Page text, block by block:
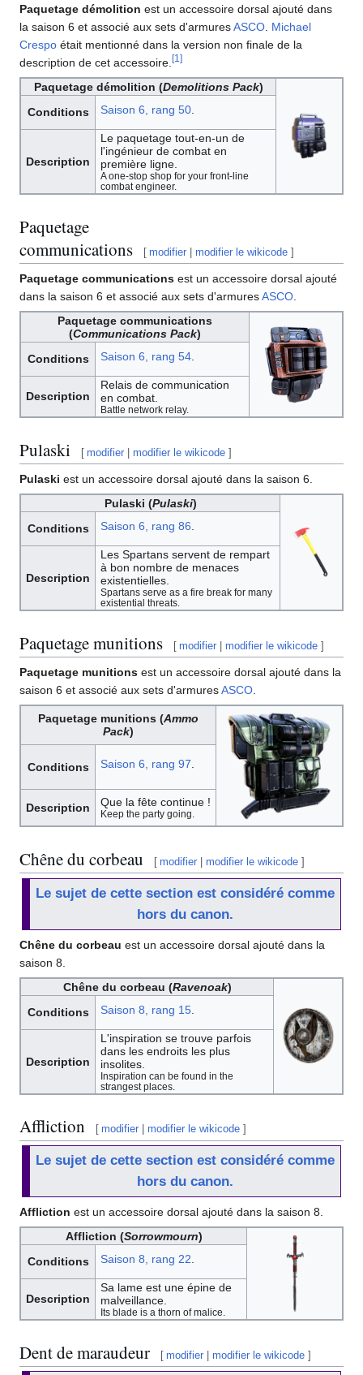
Paquetage démolition est un accessoire dorsal ajouté dans
la saison 6 et associé aux sets d'armuresASCO. Michael
Crespo était mentionné dans la version non finale de la
description de cet accessoire. [1 ]
Paquetage démolition (Demolitions Pack)
Conditions
Saison 6, rang 50.
Description
Le paquetage tout-en-un de
l'ingénieur de combat en
première ligne.
A one-stop shop for your front-line
combat engineer.
Paquetage
communications
[ modifier |modifier le wikicode ]
Paquetage communications est un accessoire dorsal ajouté
dans la saison 6 et associé aux sets d'armuresASCO.
Paquetage communications
(Communications Pack)
Conditions
Saison 6, rang 54.
Description
Relais de communication
en combat.
Battle network relay.
Pulaski [ modifier |modifier le wikicode ]
Pulaski est un accessoire dorsal ajouté dans la saison 6.
Pulaski (Pulaski)
Conditions
Saison 6, rang 86.
Description
Les Spartans servent de rempart
à bon nombre de menaces
existentielles.
Spartans serve as a fire break for many
existential threats.
Paquetage munitions [ modifier |modifier le wikicode ]
Paquetage munitions est un accessoire dorsal ajouté dans la
saison 6 et associé aux sets d'armuresASCO.
Paquetage munitions (Ammo
Pack)
Conditions Saison 6, rang 97.
Description Que la fête continue !
Keep the party going.
Chêne du corbeau [ modifier |modifier le wikicode ]
Le sujet de cette section est considéré comme
hors du canon.
Chêne du corbeau est un accessoire dorsal ajouté dans la
saison 8.
Chêne du corbeau (Ravenoak)
Conditions
Saison 8, rang 15.
Description
L'inspiration se trouve parfois
dans les endroits les plus
insolites.
Inspiration can be found in the
strangest places.
Affliction [ modifier |modifier le wikicode ]
Le sujet de cette section est considéré comme
hors du canon.
Affliction est un accessoire dorsal ajouté dans la saison 8.
Affliction (Sorrowmourn)
Conditions
Saison 8, rang 22
Description
Sa lame est une épine de
malveillance.
Its blade is a thorn of malice.
Dent de maraudeur [ modifier |modifier le wikicode ]